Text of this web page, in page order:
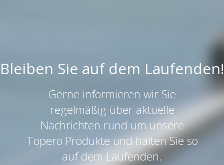
Bleiben Sie auf dem Laufenden!
Gerne informieren wir Sie
regelmäßig über aktuelle
Nachrichten rund um unsere
Topero Produkte und halten Sie so
auf dem Laufenden.